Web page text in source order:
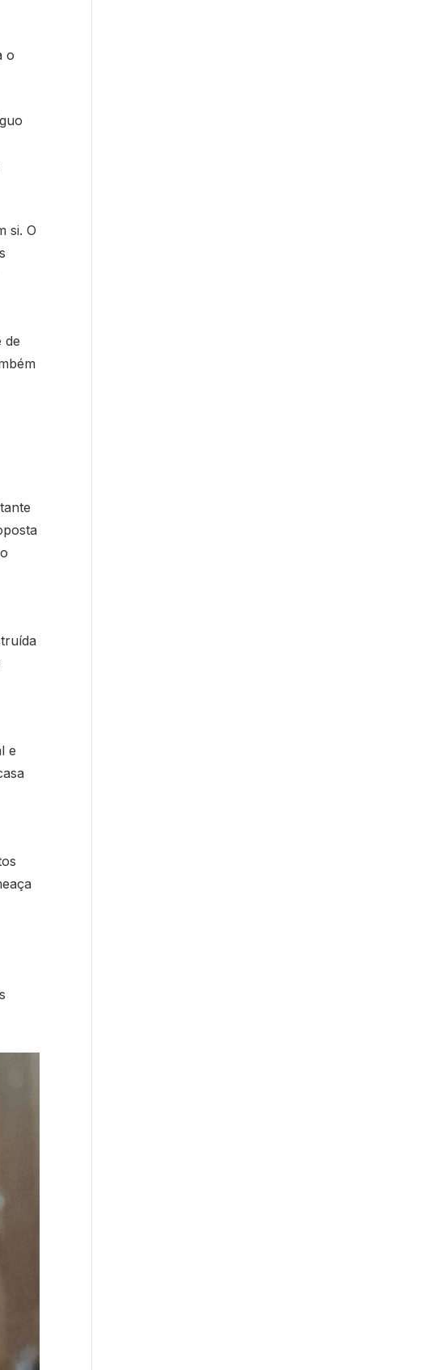
o
si. O
de
e